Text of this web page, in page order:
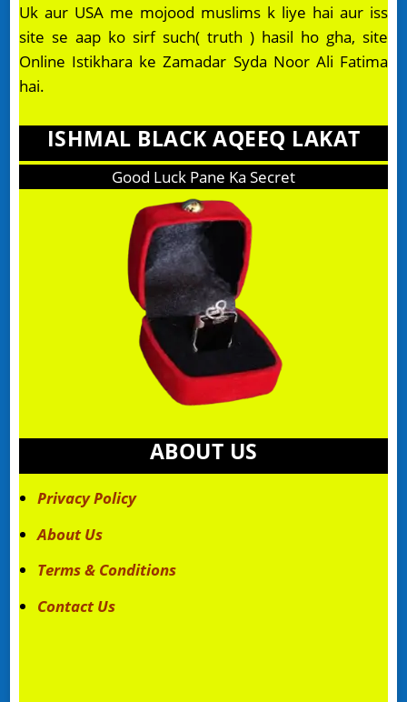
Uk aur USA me mojood muslims k liye hai aur iss
site se aap ko sirf such( truth ) hasil ho gha, site
Online Istikhara ke Zamadar Syda Noor Ali Fatima
hai.
ISHMAL BLACK AQEEQ LAKAT
Good Luck Pane Ka Secret
ABOUT US
Privacy Policy
About Us
Terms & Conditions
Contact Us